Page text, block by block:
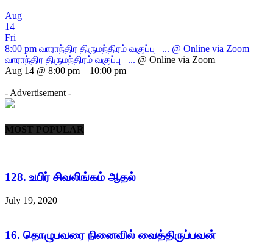
Aug
14
Fri
8:00 pm வாராந்திர திருமந்திரம் வகுப்பு –... @ Online via Zoom
வாராந்திர திருமந்திரம் வகுப்பு –... @ Online via Zoom
Aug 14 @ 8:00 pm – 10:00 pm
- Advertisement -
MOST POPULAR
128. உயிர் சிவலிங்கம் ஆதல்
July 19, 2020
16. தொழுபவரை நினைவில் வைத்திருப்பவன்